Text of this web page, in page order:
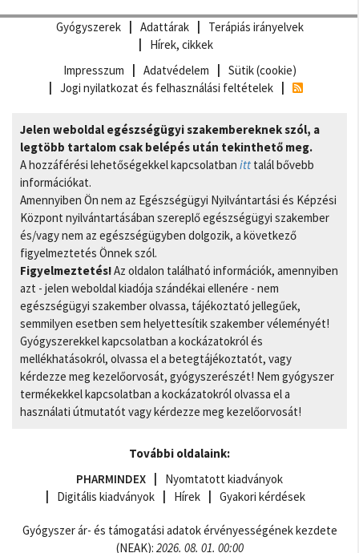
Gyógyszerek Adattárak
Terápiás irányelvek
Hírek, cikkek
Impresszum
Adatvédelem
Sütik (cookie)
Jogi nyilatkozat és felhasználási feltételek
Jelen weboldal egészségügyi szakembereknek szól, a
legtöbb tartalom csak belépés után tekinthető meg.
A hozzáférési lehetőségekkel kapcsolatban itt talál bővebb
információkat.
Amennyiben Ön nem az Egészségügyi Nyilvántartási és Képzési
Központ nyilvántartásában szereplő egészségügyi szakember
és/vagy nem az egészségügyben dolgozik, a következő
figyelmeztetés Önnek szól.
Figyelmeztetés!Az oldalon található információk, amennyiben
azt - jelen weboldal kiadója szándékai ellenére - nem
egészségügyi szakember olvassa, tájékoztató jellegűek,
semmilyen esetben sem helyettesítik szakember véleményét!
Gyógyszerekkel kapcsolatban a kockázatokról és
mellékhatásokról, olvassa el a betegtájékoztatót, vagy
kérdezze meg kezelőorvosát, gyógyszerészét! Nem gyógyszer
termékekkel kapcsolatban a kockázatokról olvassa el a
használati útmutatót vagy kérdezze meg kezelőorvosát!
További oldalaink:
PHARMINDEX
Nyomtatott kiadványok
Digitális kiadványok
Hírek Gyakori kérdések
Gyógyszer ár- és támogatási adatok érvényességének kezdete
(NEAK): 2026. 08. 01. 00:00